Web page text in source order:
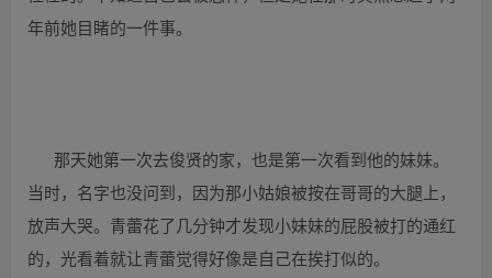
年前她目睹的一件事。
那天她第一次去俊贤的家，也是第一次看到他的妹妹。
当时，名字也没问到，因为那小姑娘被按在哥哥的大腿上，
放声大哭。青蕾花了几分钟才发现小妹妹的屁股被打的通红
的，光看着就让青蕾觉得好像是自己在挨打似的。